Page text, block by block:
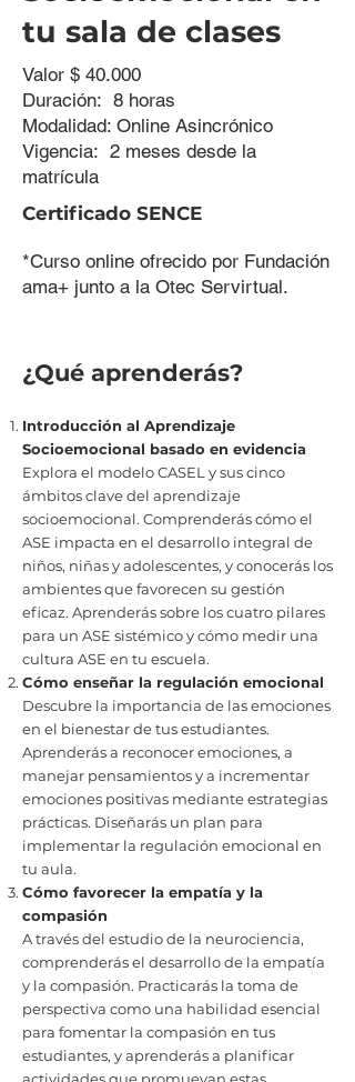
tu sala de clases
Valor $ 40.000
Duración: 8 horas
Modalidad: Online Asincrónico
Vigencia: 2 meses desde la
matrícula
Certificado SENCE
*Curso online ofrecido por Fundación
ama+ junto a la Otec Servirtual.
¿Qué aprenderás?
Introducción al Aprendizaje
Socioemocional basado en evidencia
Explora el modelo CASEL y sus cinco
ámbitos clave del aprendizaje
socioemocional. Comprenderás cómo el
ASE impacta en el desarrollo integral de
niños, niñas y adolescentes, y conocerás los
ambientes que favorecen su gestión
eficaz. Aprenderás sobre los cuatro pilares
para un ASE sistémico y cómo medir una
cultura ASE en tu escuela.
Cómo enseñar la regulación emocional
Descubre la importancia de las emociones
en el bienestar de tus estudiantes.
Aprenderás a reconocer emociones, a
manejar pensamientos y a incrementar
emociones positivas mediante estrategias
prácticas. Diseñarás un plan para
implementar la regulación emocional en
tu aula.
Cómo favorecer la empatía y la
compasión
A través del estudio de la neurociencia,
comprenderás el desarrollo de la empatía
y la compasión. Practicarás la toma de
perspectiva como una habilidad esencial
para fomentar la compasión en tus
estudiantes, y aprenderás a planificar